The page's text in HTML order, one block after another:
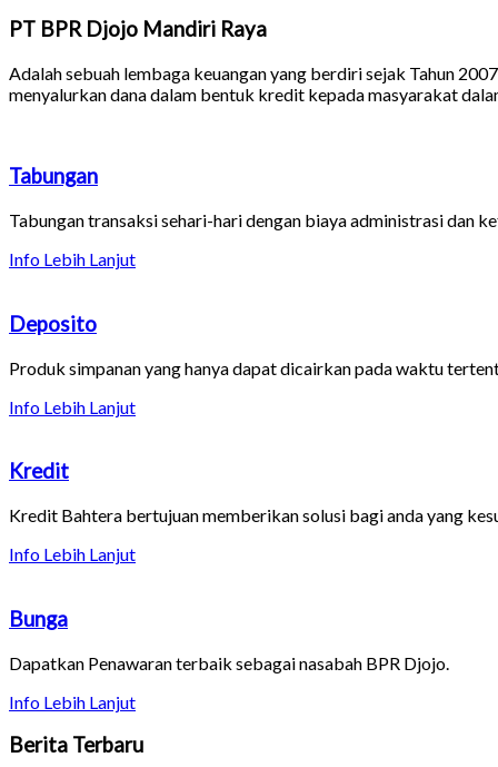
PT BPR Djojo Mandiri Raya
Adalah sebuah lembaga keuangan yang berdiri sejak Tahun
menyalurkan dana dalam bentuk kredit kepada masyarakat
Tabungan
Tabungan transaksi sehari-hari dengan biaya administrasi dan
Info Lebih Lanjut
Deposito
Produk simpanan yang hanya dapat dicairkan pada waktu
Info Lebih Lanjut
Kredit
Kredit Bahtera bertujuan memberikan solusi bagi anda yang
Info Lebih Lanjut
Bunga
Dapatkan Penawaran terbaik sebagai nasabah BPR Djojo.
Info Lebih Lanjut
Berita Terbaru